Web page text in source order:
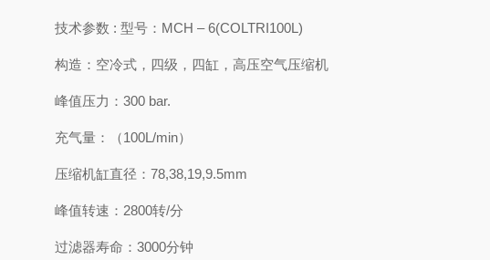
技术参数 : 型号：MCH – 6(COLTRI100L)
构造：空冷式，四级，四缸，高压空气压缩机
峰值压力：300 bar.
充气量：（100L/min）
压缩机缸直径：78,38,19,9.5mm
峰值转速：2800转/分
过滤器寿命：3000分钟